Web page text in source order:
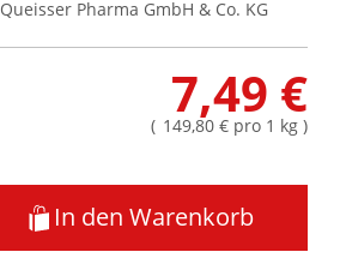
Queisser Pharma GmbH & Co. KG
7,49 €
( 149,80 € pro 1 kg)
In den Warenkorb